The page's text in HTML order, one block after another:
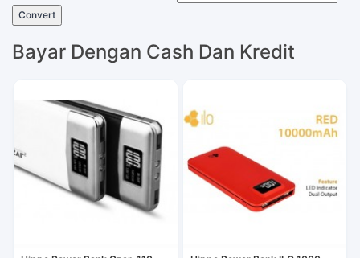
Convert
Bayar Dengan Cash Dan Kredit